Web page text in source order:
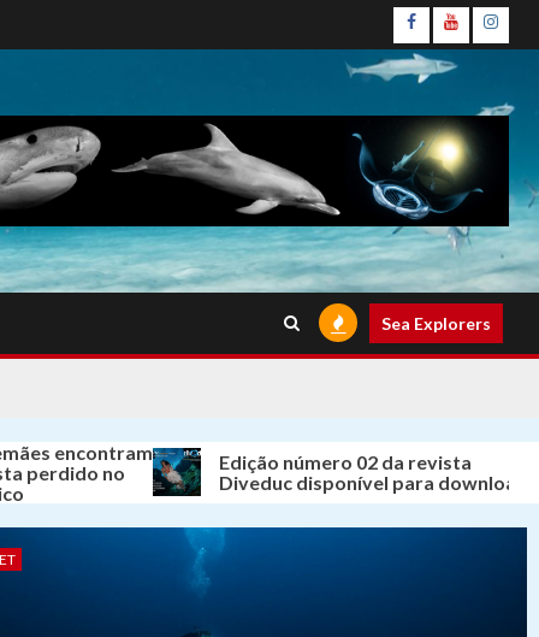
Facebook
Youtube
Sea Explorers
no
Edição número 02 da revista
Diveduc disponível para download